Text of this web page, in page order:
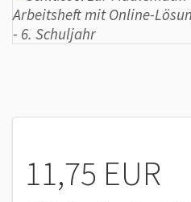
11,75 EUR